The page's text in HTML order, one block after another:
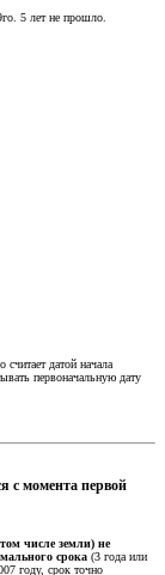
5 лет не прошло.
датой начала
первоначальную дату
с момента первой
числе земли) не
срока (3 года или
году, срок точно